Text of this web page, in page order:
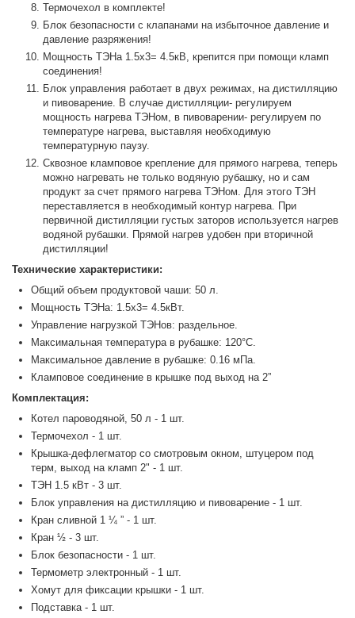
Термочехол в комплекте!
Блок безопасности с клапанами на избыточное давление и
давление разряжения!
Мощность ТЭНа 1.5х3= 4.5кВ, крепится при помощи кламп
соединения!
Блок управления работает в двух режимах, на дистилляцию
и пивоварение. В случае дистилляции- регулируем
мощность нагрева ТЭНом, в пивоварении- регулируем по
температуре нагрева, выставляя необходимую
температурную паузу.
Сквозное кламповое крепление для прямого нагрева, теперь
можно нагревать не только водяную рубашку, но и сам
продукт за счет прямого нагрева ТЭНом. Для этого ТЭН
переставляется в необходимый контур нагрева. При
первичной дистилляции густых заторов используется нагрев
водяной рубашки. Прямой нагрев удобен при вторичной
дистилляции!
Технические характеристики:
Общий объем продуктовой чаши: 50 л.
Мощность ТЭНа: 1.5х3= 4.5кВт.
Управление нагрузкой ТЭНов: раздельное.
Максимальная температура в рубашке: 120°С.
Максимальное давление в рубашке: 0.16 мПа.
Кламповое соединение в крышке под выход на 2”
Комплектация:
Котел пароводяной, 50 л - 1 шт.
Термочехол - 1 шт.
Крышка-дефлегматор со смотровым окном, штуцером под
терм, выход на кламп 2" - 1 шт.
ТЭН 1.5 кВт - 3 шт.
Блок управления на дистилляцию и пивоварение - 1 шт.
Кран сливной 1 ¼ ” - 1 шт.
Кран ½ - 3 шт.
Блок безопасности - 1 шт.
Термометр электронный - 1 шт.
Хомут для фиксации крышки - 1 шт.
Подставка - 1 шт.